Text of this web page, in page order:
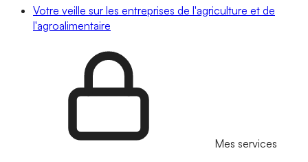
Votre veille sur les entreprises de l'agriculture et de
l'agroalimentaire
Mes services